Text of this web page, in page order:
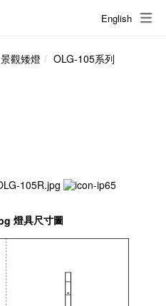
English
景觀矮燈 OLG-105系列
燈具尺寸圖